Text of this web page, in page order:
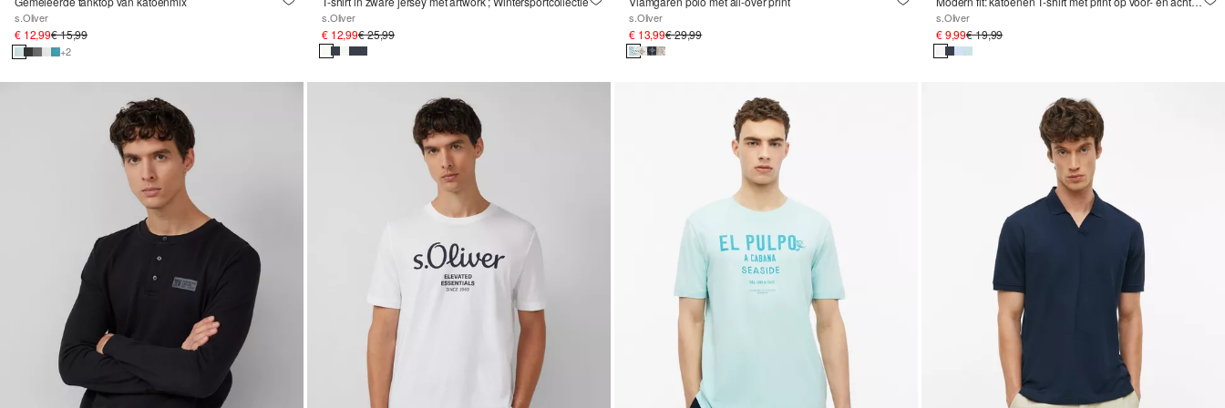
s.Oliver
€ 12,99€ 15,99
+2
s.Oliver
€ 12,99€ 25,99
s.Oliver
€ 13,99€ 29,99
s.Oliver
€ 9,99€ 19,99